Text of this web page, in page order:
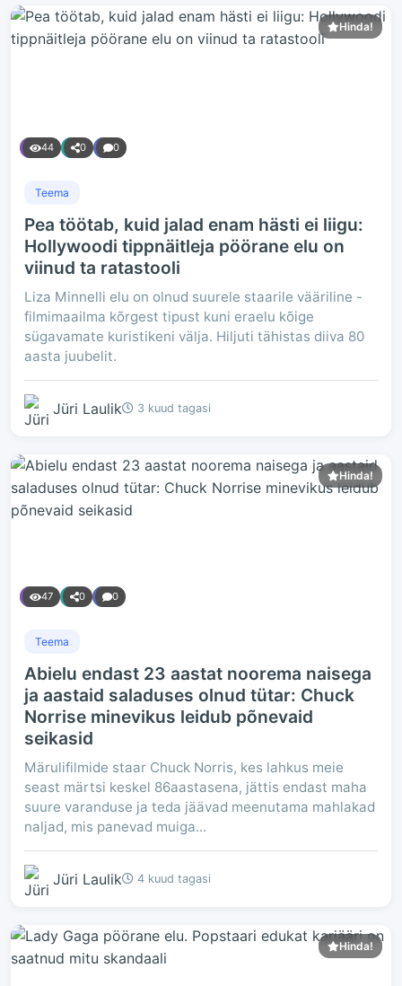
Hinda!
44 0 0
Teema
Pea töötab, kuid jalad enam hästi ei liigu:
Hollywoodi tippnäitleja pöörane elu on
viinud ta ratastooli
Liza Minnelli elu on olnud suurele staarile vääriline -
filmimaailma kõrgest tipust kuni eraelu kõige
sügavamate kuristikeni välja. Hiljuti tähistas diiva 80
aasta juubelit.
Jüri Laulik 3 kuud tagasi
Hinda!
47 0 0
Teema
Abielu endast 23 aastat noorema naisega
ja aastaid saladuses olnud tütar: Chuck
Norrise minevikus leidub põnevaid
seikasid
Märulifilmide staar Chuck Norris, kes lahkus meie
seast märtsi keskel 86aastasena, jättis endast maha
suure varanduse ja teda jäävad meenutama mahlakad
naljad, mis panevad muiga...
Jüri Laulik 4 kuud tagasi
Hinda!